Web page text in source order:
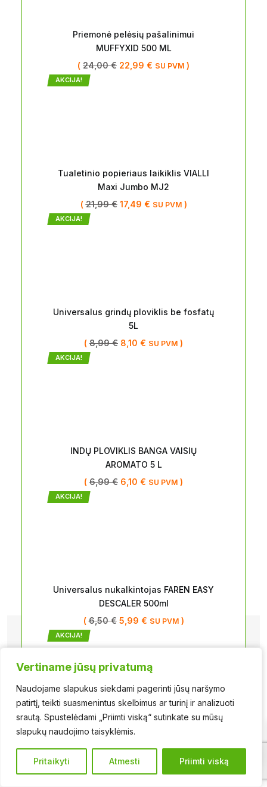
Vertiname jūsų privatumą
Naudojame slapukus siekdami pagerinti jūsų naršymo
patirtį, teikti suasmenintus skelbimus ar turinį ir analizuoti
srautą. Spustelėdami „Priimti viską“ sutinkate su mūsų
slapukų naudojimo taisyklėmis.
Pritaikyti Atmesti Priimti viską
Vertiname jūsų privatumą
Naudojame slapukus siekdami pagerinti jūsų naršymo
patirtį, teikti suasmenintus skelbimus ar turinį ir analizuoti
srautą. Spustelėdami „Priimti viską“ sutinkate su mūsų
slapukų naudojimo taisyklėmis.
Pritaikyti Atmesti Priimti viską
Priemonė pelėsių pašalinimui
MUFFYXID 500 ML
( 24,00€ 22,99 € SU PVM )
Tualetinio popieriaus laikiklis VIALLI
Maxi Jumbo MJ2
(21,99€ 17,49 € SU PVM)
AKCIJA!
Universalus grindų ploviklis be fosfatų
5L
( 8,99€ 8,10 € SU PVM )
AKCIJA!
INDŲ PLOVIKLIS BANGA VAISIŲ
AROMATO 5 L
( 6,99€ 6,10 € SU PVM )
AKCIJA!
Universalus nukalkintojas FAREN EASY
DESCALER 500ml
(6,50€ 5,99 € SU PVM)
AKCIJA!
INDŲ PLOVIKLIS NMP vaisių kvapo 5L
AKCIJA!
AKCIJA!